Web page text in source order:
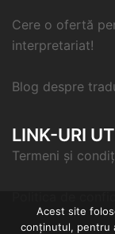
Cere o ofertă
interpretariat!
Blog despre
LINK-URI
Termeni și
Acest site
conținutul, pentru